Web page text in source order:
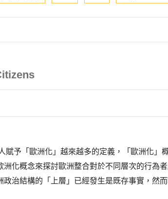
賦予「歐洲化」越來越多的定義，「歐洲化」
化概念來探討歐洲整合對於不同層次的行為
治結構的「上層」已經發生是既存事實，然